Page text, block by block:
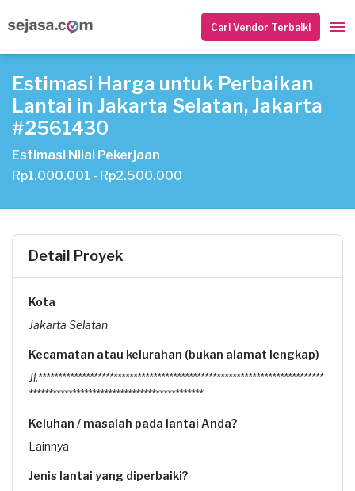
Cari Vendor Terbaik!
Estimasi Harga untuk Perbaikan
Lantai in Jakarta Selatan, Jakarta
#2561430
Estimasi Nilai Pekerjaan
Rp1.000.001 - Rp2.500.000
Detail Proyek
Kota
Jakarta Selatan
Kecamatan atau kelurahan (bukan alamat lengkap)
Jl.************************************************************************
********************************************
Keluhan / masalah pada lantai Anda?
Lainnya
Jenis lantai yang diperbaiki?